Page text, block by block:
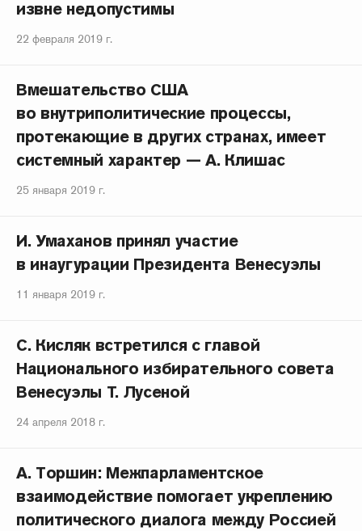
извне недопустимы
22 февраля 2019 г.
Вмешательство США
во внутриполитические процессы,
протекающие в других странах, имеет
системный характер — А. Клишас
25 января 2019 г.
И. Умаханов принял участие
в инаугурации Президента Венесуэлы
11 января 2019 г.
С. Кисляк встретился с главой
Национального избирательного совета
Венесуэлы Т. Лусеной
24 апреля 2018 г.
А. Торшин: Межпарламентское
взаимодействие помогает укреплению
политического диалога между Россией